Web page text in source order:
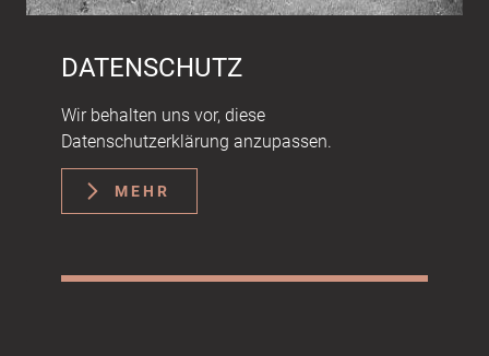
DATENSCHUTZ
Wir behalten uns vor, diese
Datenschutzerklärung anzupassen.
MEHR